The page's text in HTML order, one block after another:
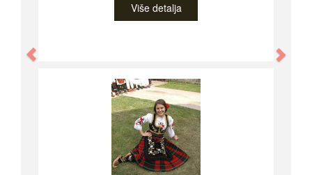
Više detalja